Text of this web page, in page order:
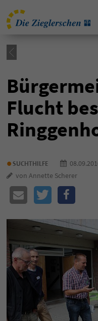
Flucht
• SUCHTHILFE
von Annette Scherer